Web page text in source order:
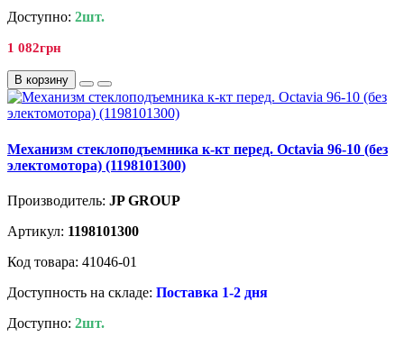
Доступно: 2шт.
1 082грн
В корзину
Механизм стеклоподъемника к-кт перед. Octavia 96-10 (без
электомотора) (1198101300)
Производитель: JP GROUP
Артикул: 1198101300
Код товара: 41046-01
Доступность на складе: Поставка 1-2 дня
Доступно: 2шт.